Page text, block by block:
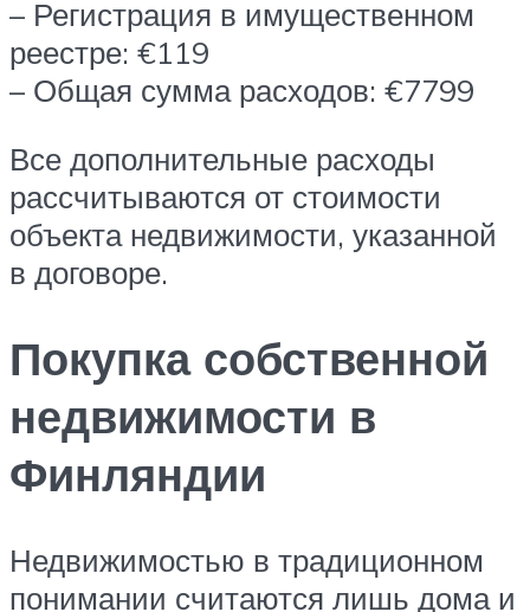
– Регистрация в имущественном
реестре: €119
– Общая сумма расходов: €7799
Все дополнительные расходы
рассчитываются от стоимости
объекта недвижимости, указанной
в договоре.
Покупка собственной
недвижимости в
Финляндии
Недвижимостью в традиционном
понимании считаются лишь дома и